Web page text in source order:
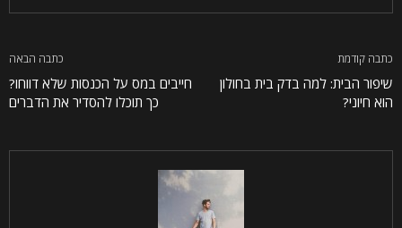
כתבה קודמת
שיפור הבית: למה בדק בית בחולון
הוא חיוני?
כתבה הבאה
חייבים במס על הכנסות שלא דווחו?
כך תוכלו להסדיר את הדברים